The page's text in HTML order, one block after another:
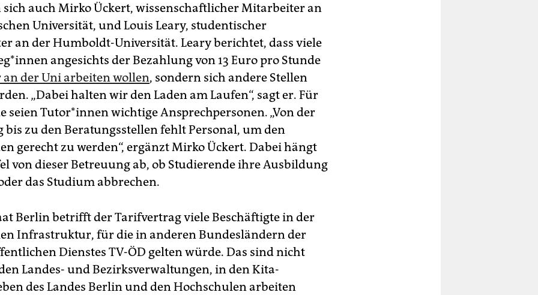
auch Mirko Ückert, wissenschaftlicher Mitarbeiter an
Universität, und Louis Leary, studentischer
an der Humboldt-Universität. Leary berichtet, dass viele
angesichts der Bezahlung von 13 Euro pro Stunde
der Uni arbeiten wollen, sondern sich andere Stellen
„Dabei halten wir den Laden am Laufen“, sagt er. Für
seien Tu­to­r*in­nen wichtige Ansprechpersonen. „Von der
bis zu den Beratungsstellen fehlt Personal, um den
gerecht zu werden“, ergänzt Mirko Ückert. Dabei hängt
von dieser Betreuung ab, ob Studierende ihre Ausbildung
das Studium abbrechen.
Berlin betrifft der Tarifvertrag viele Beschäftigte in der
Infrastruktur, für die in anderen Bundesländern der
Dienstes TV-ÖD gelten würde. Das sind nicht
Landes- und Bezirksverwaltungen, in den Kita-
des Landes Berlin und den Hochschulen arbeiten